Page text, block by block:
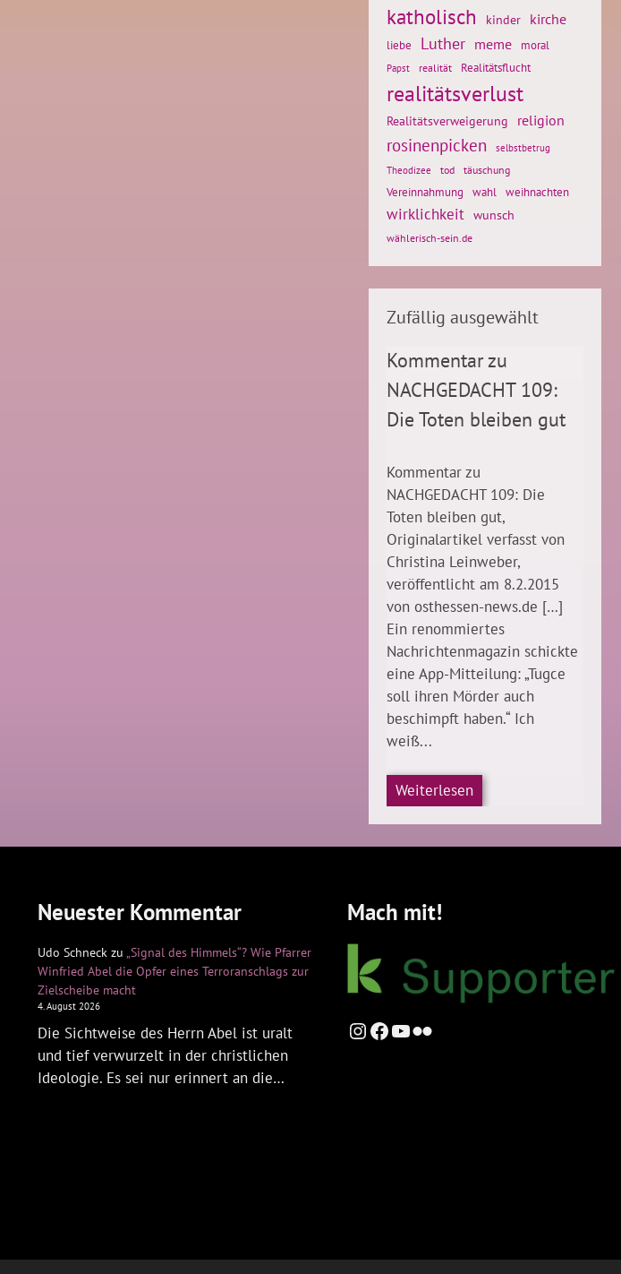
katholisch kinder kirche
liebe Luther meme moral
Papst realität Realitätsflucht
realitätsverlust
Realitätsverweigerung religion
rosinenpicken
selbstbetrug
Theodizee
tod täuschung
Vereinnahmung wahl weihnachten
wirklichkeit wunsch
wählerisch-sein.de
Zufällig ausgewählt
Kommentar zu
NACHGEDACHT 109:
Die Toten bleiben gut
Kommentar zu
NACHGEDACHT 109: Die
Toten bleiben gut,
Originalartikel verfasst von
Christina Leinweber,
veröffentlicht am 8.2.2015
von osthessen-news.de […]
Ein renommiertes
Nachrichtenmagazin schickte
eine App-Mitteilung: „Tugce
soll ihren Mörder auch
beschimpft haben.“ Ich
weiß...
Weiterlesen
Neuester Kommentar
Udo Schneck zu „Signal des Himmels“? Wie Pfarrer
Winfried Abel die Opfer eines Terroranschlags zur
Zielscheibe macht
4. August 2026
Die Sichtweise des Herrn Abel ist uralt
und tief verwurzelt in der christlichen
Ideologie. Es sei nur erinnert an die…
Mach mit!
Instagram
Facebook
YouTube
Flickr